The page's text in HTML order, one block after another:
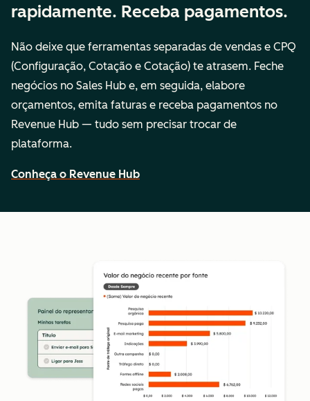
rapidamente. Receba pagamentos.
Não deixe que ferramentas separadas de vendas e CPQ
(Configuração, Cotação e Cotação) te atrasem. Feche
negócios no Sales Hub e, em seguida, elabore
orçamentos, emita faturas e receba pagamentos no
Revenue Hub — tudo sem precisar trocar de
plataforma.
Conheça o Revenue Hub